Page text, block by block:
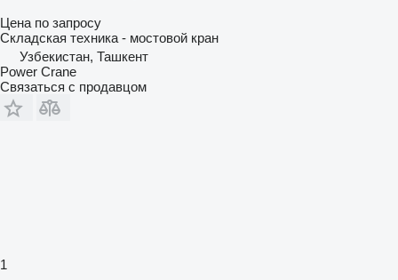
Цена по запросу
Складская техника - мостовой кран
Узбекистан, Ташкент
Power Crane
Связаться с продавцом
1